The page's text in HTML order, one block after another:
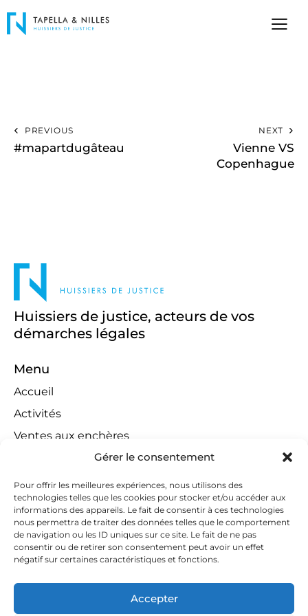
Gérer le consentement
Pour offrir les meilleures expériences, nous utilisons des
technologies telles que les cookies pour stocker et/ou accéder aux
informations des appareils. Le fait de consentir à ces technologies
nous permettra de traiter des données telles que le comportement
de navigation ou les ID uniques sur ce site. Le fait de ne pas
consentir ou de retirer son consentement peut avoir un effet
négatif sur certaines caractéristiques et fonctions.
Accepter
PREVIOUS
#mapartdugâteau
NEXT
Vienne VS
Copenhague
Huissiers de justice, acteurs de vos
démarches légales
Menu
Accueil
Activités
Ventes aux enchères
Compétences territoriales
Jeux concours
Liens
Contact
Contactez-nous
huissiers@tapella-nilles.lu